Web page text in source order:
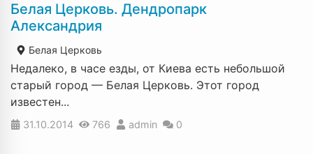
Белая Церковь. Дендропарк
Александрия
Белая Церковь
Недалеко, в часе езды, от Киева есть небольшой
старый город — Белая Церковь. Этот город
известен...
31.10.2014 766 admin 0